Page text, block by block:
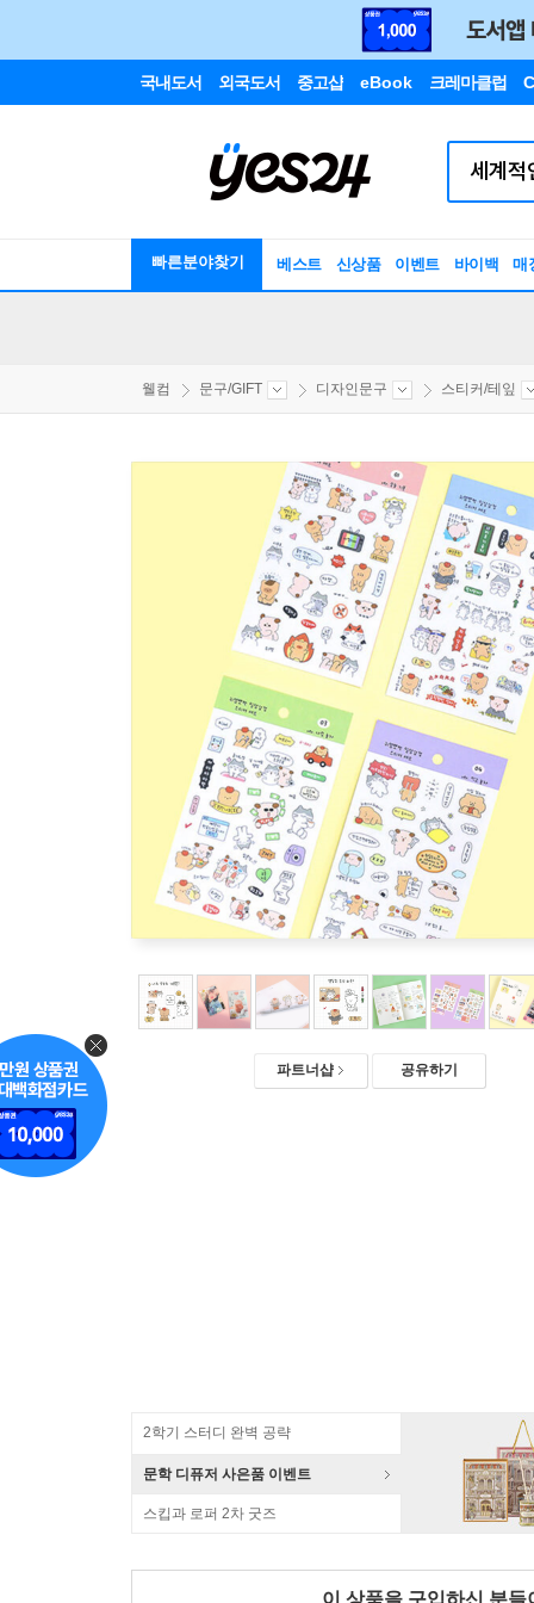
국내도서 외국도서 중고샵 eBook 크레마클럽
빠른분야찾기 베스트 신상품 이벤트 바이백 매
웰컴 문구/GIFT 디자인문구 스티커/테잎
파트너샵 공유하기
2학기 스터디 완벽 공략
문학 디퓨저 사은품 이벤트
스킵과 로퍼 2차 굿즈
이 상품을 구입하신 분